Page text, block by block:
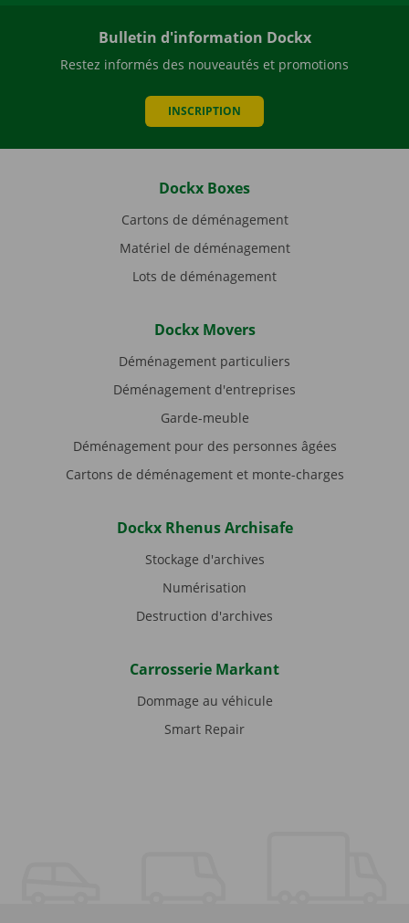
Bulletin d'information Dockx
Restez informés des nouveautés et promotions
INSCRIPTION
Dockx Boxes
Cartons de déménagement
Matériel de déménagement
Lots de déménagement
Dockx Movers
Déménagement particuliers
Déménagement d'entreprises
Garde-meuble
Déménagement pour des personnes âgées
Cartons de déménagement et monte-charges
Dockx Rhenus Archisafe
Stockage d'archives
Numérisation
Destruction d'archives
Carrosserie Markant
Dommage au véhicule
Smart Repair